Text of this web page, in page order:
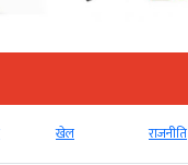
खेल राजनीति